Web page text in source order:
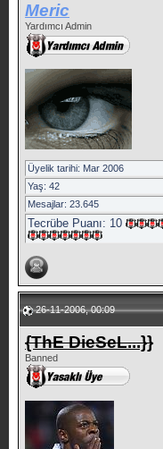
Meric
Yardımcı Admin
Üyelik tarihi: Mar 2006
Yaş: 42
Mesajlar: 23.645
Tecrübe Puanı: 10
26-11-2006, 00:09
{ThE DieSeL...}}
Banned